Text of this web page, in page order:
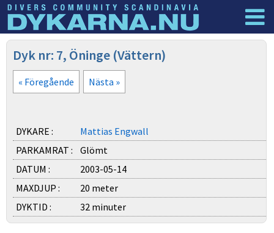
Dyknyheter
Dyk nr: 7, Öninge (Vättern)
« Föregående Nästa »
DYKARE :
Mattias Engwall
PARKAMRAT :
Glömt
DATUM :
2003-05-14
MAXDJUP :
20 meter
DYKTID :
32 minuter